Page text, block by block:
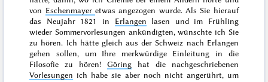
von Eschenmayer etwas angezogen wurde. Als Sie hierauf
das Neujahr 1821 in Erlangen lasen und im Frühling
wieder Sommervorlesungen ankündigten, wünschte ich Sie
zu hören. Ich hätte gleich aus der Schweiz nach Erlangen
gehen sollen, um Ihre merkwürdige Einleitung in die
Filosofie zu hören! Göring hat die nachgeschriebenen
Vorlesungen ich habe sie aber noch nicht angerührt, um